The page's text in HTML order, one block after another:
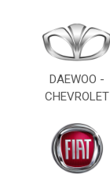
DAEWOO -
CHEVROLET